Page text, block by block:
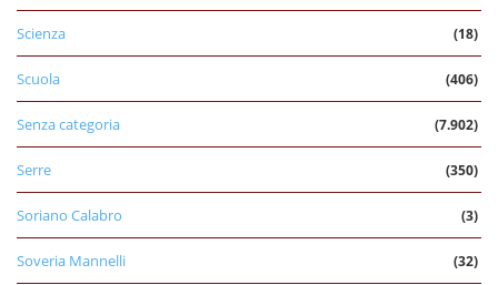
Scienza (18)
Scuola (406)
Senza categoria (7.902)
Serre (350)
Soriano Calabro (3)
Soveria Mannelli (32)